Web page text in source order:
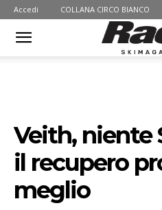
Accedi COLLANA CIRCO BIANCO
Veith, niente
il recupero
meglio